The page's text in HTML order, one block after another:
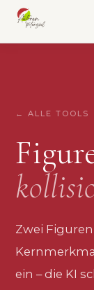
← ALLE TOOLS
Zwei
ein – die KI